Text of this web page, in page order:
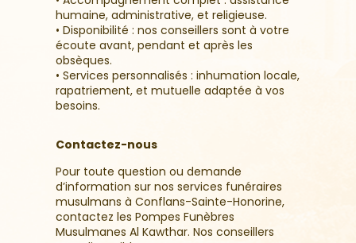
humaine, administrative, et religieuse.
• Disponibilité : nos conseillers sont à votre
écoute avant, pendant et après les
obsèques.
• Services personnalisés : inhumation locale,
rapatriement, et mutuelle adaptée à vos
besoins.
Contactez-nous
Pour toute question ou demande
d’information sur nos services funéraires
musulmans à Conflans-Sainte-Honorine,
contactez les Pompes Funèbres
Musulmanes Al Kawthar. Nos conseillers